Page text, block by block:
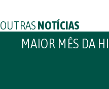
OUTRASNOTÍCIAS
MAIOR MÊS DA